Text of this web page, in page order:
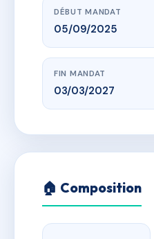
DÉBUT MANDAT
05/09/2025
FIN MANDAT
03/03/2027
🏠 Composition